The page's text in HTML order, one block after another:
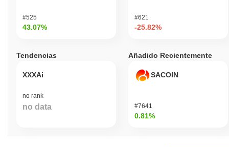
#525
43.07%
#621
-25.82%
Tendencias
XXXAi
no rank
no data
Añadido Recientemente
SACOIN
#7641
0.81%